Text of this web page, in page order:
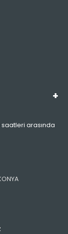
saatleri arasında